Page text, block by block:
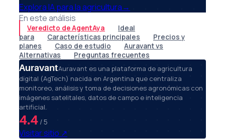
Explora IA para la agricultura→
En este análisis
Veredicto de AgentAya
Ideal
para
Características principales
Precios y
planes
Caso de estudio
Auravant vs
Alternativas
Preguntas frecuentes
AuravantAuravant es una plataforma de agricultura
digital (AgTech) nacida en Argentina que centraliza
monitoreo, análisis y toma de decisiones agronómicas con
imágenes satelitales, datos de campo e inteligencia
artificial.
4.4 / 5
Visitar sitio ↗